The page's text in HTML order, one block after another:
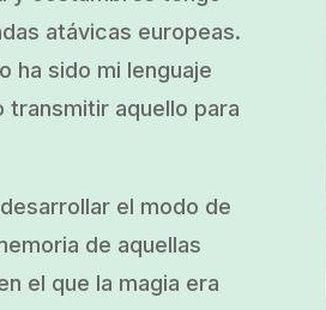
atávicas europeas.
ha sido mi lenguaje
transmitir aquello para
el modo de
de aquellas
el que la magia era